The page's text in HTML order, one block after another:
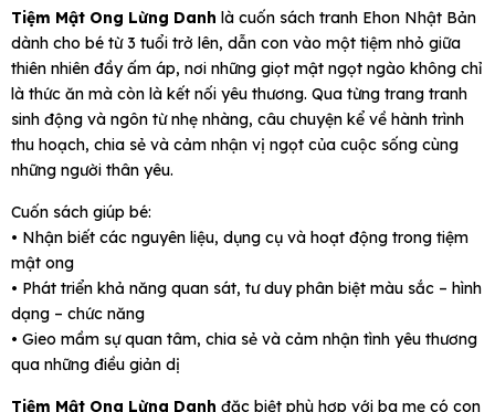
Tiệm Mật Ong Lừng Danh là cuốn sách tranh Ehon Nhật Bản
dành cho bé từ 3 tuổi trở lên, dẫn con vào một tiệm nhỏ giữa
thiên nhiên đầy ấm áp, nơi những giọt mật ngọt ngào không chỉ
là thức ăn mà còn là kết nối yêu thương. Qua từng trang tranh
sinh động và ngôn từ nhẹ nhàng, câu chuyện kể về hành trình
thu hoạch, chia sẻ và cảm nhận vị ngọt của cuộc sống cùng
những người thân yêu.
Cuốn sách giúp bé:
• Nhận biết các nguyên liệu, dụng cụ và hoạt động trong tiệm
mật ong
• Phát triển khả năng quan sát, tư duy phân biệt màu sắc – hình
dạng – chức năng
• Gieo mầm sự quan tâm, chia sẻ và cảm nhận tình yêu thương
qua những điều giản dị
Tiệm Mật Ong Lừng Danh đặc biệt phù hợp với ba mẹ có con